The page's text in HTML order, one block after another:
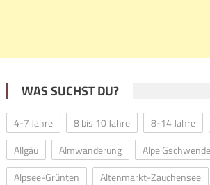
WAS SUCHST DU?
4-7 Jahre 8 bis 10 Jahre 8-14 Jahre
Allgäu
Almwanderung
Alpe
Alpsee-Grünten
Altenmarkt-Zauchensee